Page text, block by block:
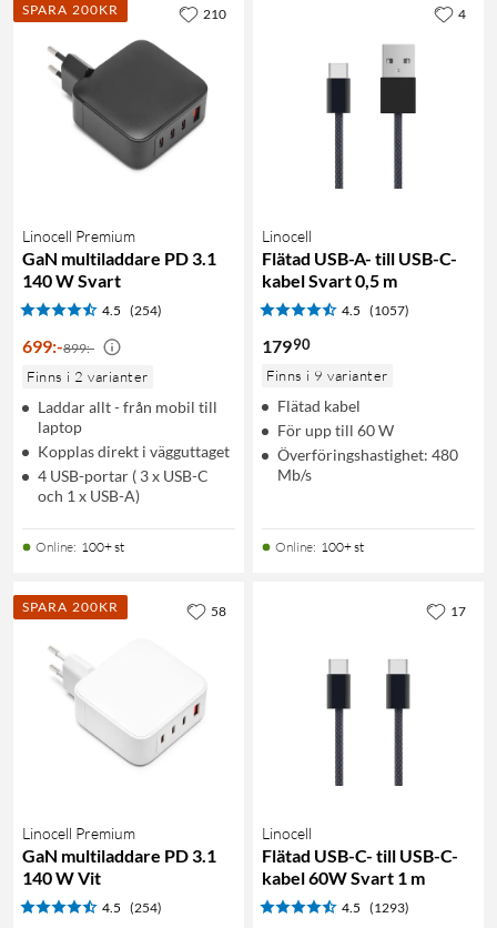
SPARA 200KR
Linocell Premium
GaN multiladdare PD 3.1
140 W Svart
4.5 (254)
699:-899:-
Finns i 2 varianter
Laddar allt - från mobil till
laptop
Kopplas direkt i vägguttaget
4 USB-portar ( 3 x USB-C
och 1 x USB-A)
Online: 100+ st
210
Linocell
Flätad USB-A- till USB-C-
kabel Svart 0,5 m
4.5 (1057)
17990
Finns i 9 varianter
Flätad kabel
För upp till 60 W
Överföringshastighet: 480
Mb/s
Online: 100+ st
4
SPARA 200KR
Linocell Premium
GaN multiladdare PD 3.1
140 W Vit
4.5 (254)
58
Linocell
Flätad USB-C- till USB-C-
kabel 60W Svart 1 m
4.5 (1293)
17